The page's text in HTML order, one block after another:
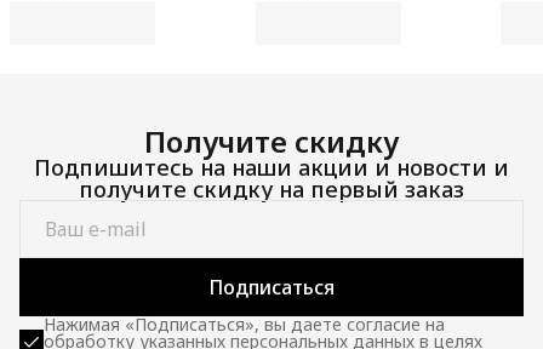
100
Получите скидку
Подпишитесь на наши акции и новости и
получите скидку на первый заказ
Подписаться
Нажимая «Подписаться», вы даете согласие на
обработку указанных персональных данных в целях